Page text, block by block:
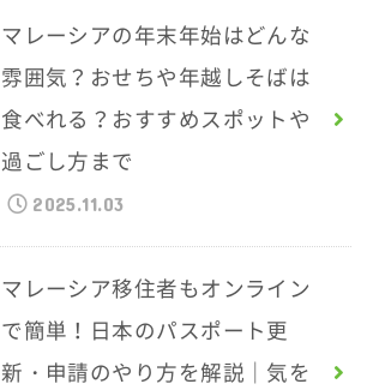
マレーシアの年末年始はどんな
雰囲気？おせちや年越しそばは
食べれる？おすすめスポットや
過ごし方まで
2025.11.03
マレーシア移住者もオンライン
で簡単！日本のパスポート更
新・申請のやり方を解説｜気を